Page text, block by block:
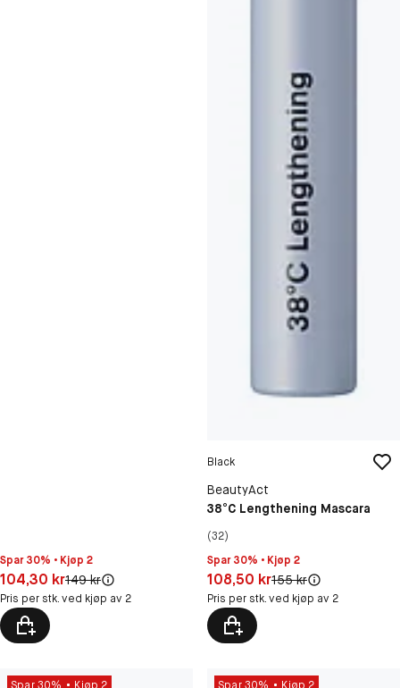
Spar 30% • Kjøp 2
Pris: 104,30 kr
104,30 krOriginal pris:
149 kr
Pris per stk. ved kjøp av 2
Black
BeautyAct
38°C Lengthening Mascara
(32)
Spar 30% • Kjøp 2
Pris: 108,50 kr
108,50 krOriginal pris:
155 kr
Pris per stk. ved kjøp av 2